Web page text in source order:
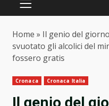
PRIMARY
Home » Il genio del
svuotato gli alcolici del
fossero gratis
Cronaca Cronaca Italia
Il genio del